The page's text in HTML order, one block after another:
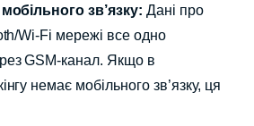
зв’язку: Дані про
Wi-Fi мережі все одно
GSM-канал. Якщо в
немає мобільного зв’язку, ця